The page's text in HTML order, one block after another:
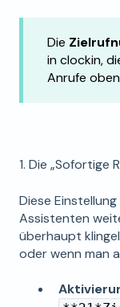
Die
in clockin,
Anrufe
1. Die „Sofortige
Diese
Assistenten
überhaupt
oder wenn man